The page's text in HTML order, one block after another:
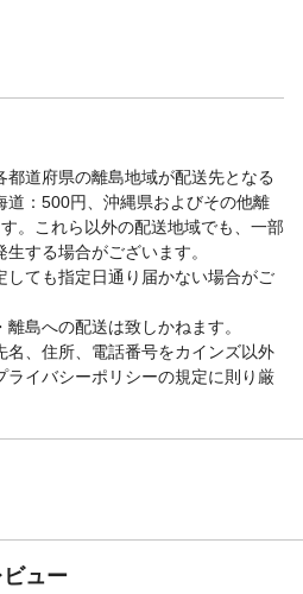
道府県の離島地域が配送先となる
道：500円、沖縄県およびその他離
。これら以外の配送地域でも、一部
する場合がございます。
しても指定日通り届かない場合がご
島への配送は致しかねます。
名、住所、電話番号をカインズ以外
ライバシーポリシーの規定に則り厳
ュー